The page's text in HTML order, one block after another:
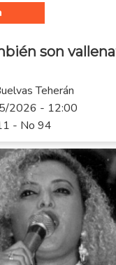
son
Teherán
2026 - 12:00
- No 94